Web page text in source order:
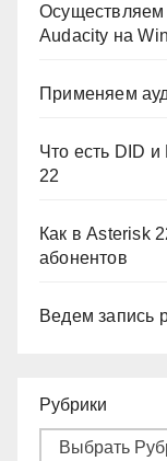
Осуществляем
Audacity на
Применяем
Что есть DID
22
Как в Asterisk
абонентов
Ведем запись
Рубрики